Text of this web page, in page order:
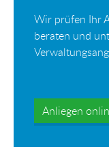
Wir prüfen Ihr
beraten und
Anliegen